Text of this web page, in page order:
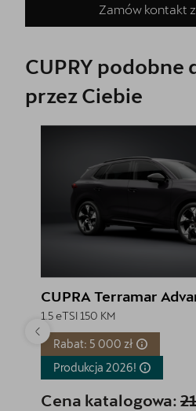
Zamów kontakt
CUPRY podobne
przez Ciebie
CUPRA Terramar
1.5 eTSI 150 KM
Rabat: 5 000 zł
Produkcja 2026!
Cena katalogowa: